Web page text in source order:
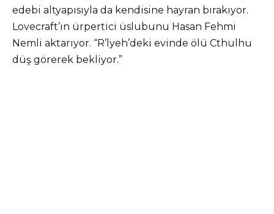
edebi altyapısıyla da kendisine hayran bırakıyor.
Lovecraft’ın ürpertici üslubunu Hasan Fehmi
Nemli aktarıyor. “R’lyeh’deki evinde ölü Cthulhu
düş görerek bekliyor.”